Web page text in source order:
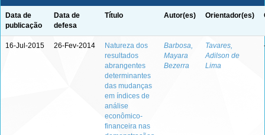
Data de
publicação
Data de
defesa
Título Autor(es) Orientador(es)
16-Jul-2015 26-Fev-2014
Natureza dos
resultados
abrangentes
determinantes
das mudanças
em índices de
análise
econômico-
financeira nas
Barbosa,
Mayara
Bezerra
Tavares,
Adilson de
Lima